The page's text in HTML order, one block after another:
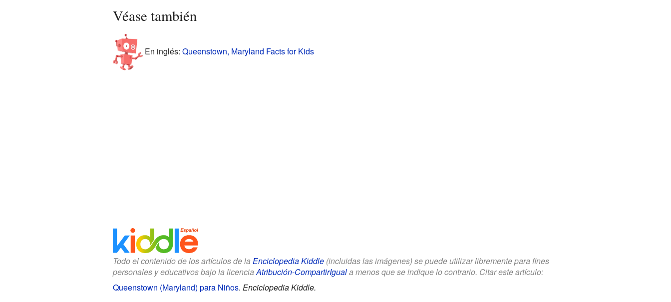
Véase también
En inglés: Queenstown, Maryland Facts for Kids
Todo el contenido de los artículos de la Enciclopedia Kiddle(incluidas las imágenes) se puede utilizar libremente para fines
personales y educativos bajo la licencia Atribución-CompartirIguala menos que se indique lo contrario. Citar este artículo:
Queenstown (Maryland) para Niños. Enciclopedia Kiddle.